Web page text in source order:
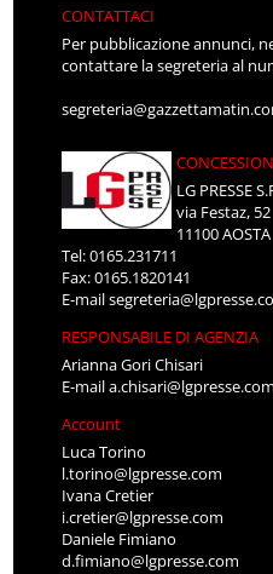
CONTATTACI
Per pubblicazione annunci,
contattare la segreteria al
LG PRESSE
via Festaz, 52
11100 AOSTA
Tel: 0165.231711
Fax: 0165.1820141
E-mail
RESPONSABILE DI AGENZIA
Arianna Gori Chisari
E-maila.chisari@lgpresse.com
Account
Luca Torino
l.torino@lgpresse.com
Ivana Cretier
i.cretier@lgpresse.com
Daniele Fimiano
d.fimiano@lgpresse.com